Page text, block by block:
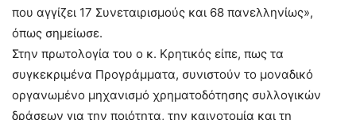
που αγγίζει 17 Συνεταιρισμούς και 68 πανελληνίως»,
όπως σημείωσε.
Στην πρωτολογία του ο κ. Κρητικός είπε, πως τα
συγκεκριμένα Προγράμματα, συνιστούν το μοναδικό
οργανωμένο μηχανισμό χρηματοδότησης συλλογικών
δράσεων για την ποιότητα, την καινοτομία και τη